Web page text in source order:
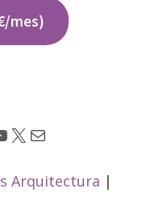
mes)
X Correo electrónico
Arquitectura |